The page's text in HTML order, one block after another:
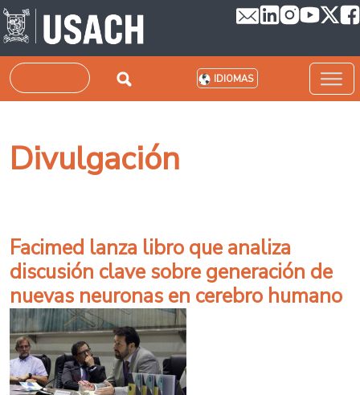
Pasar al contenido principal
Buscar IDIOMAS
Divulgación
Facimed lanza libro que analiza
discusión clave sobre generación de
nuevas neuronas en cerebro humano